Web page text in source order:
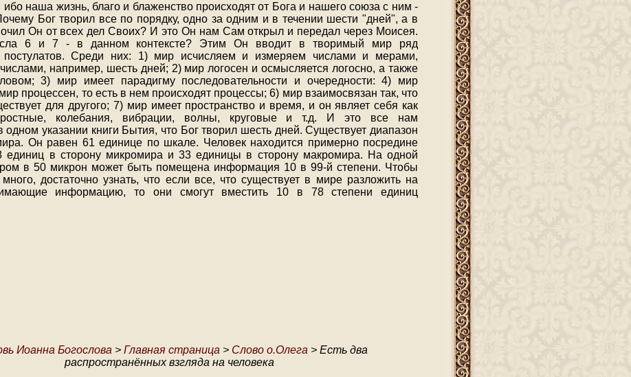
наша жизнь, благо и блаженство происходят от Бога и нашего союза с ним -
Бог творил все по порядку, одно за одним и в течении шести "дней", а в
Он от всех дел Своих? И это Он нам Сам открыл и передал через Моисея.
6 и 7 - в данном контексте? Этим Он вводит в творимый мир ряд
постулатов. Среди них: 1) мир исчисляем и измеряем числами и мерами,
например, шесть дней; 2) мир логосен и осмысляется логосно, а также
3) мир имеет парадигму последовательности и очередности: 4) мир
процессен, то есть в нем происходят процессы; 6) мир взаимосвязан так, что
для другого; 7) мир имеет пространство и время, и он являет себя как
колебания, вибрации, волны, круговые и т.д. И это все нам
одном указании книги Бытия, что Бог творил шесть дней. Существует диапазон
Он равен 61 единице по шкале. Человек находится примерно посредине
единиц в сторону микромира и 33 единицы в сторону макромира. На одной
в 50 микрон может быть помещена информация 10 в 99-й степени. Чтобы
много, достаточно узнать, что если все, что существует в мире разложить на
информацию, то они смогут вместить 10 в 78 степени единиц
Иоанна Богослова > Главная страница > Слово о.Олега > Есть два
распространённых взгляда на человека